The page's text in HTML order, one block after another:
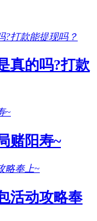
真的吗?打款
赌阳寿~
活动攻略奉